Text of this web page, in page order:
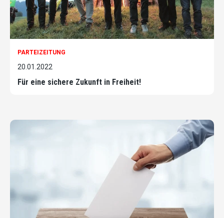
PARTEIZEITUNG
20.01.2022
Für eine sichere Zukunft in Freiheit!